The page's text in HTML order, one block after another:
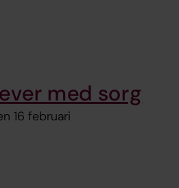
med sorg
16 februari